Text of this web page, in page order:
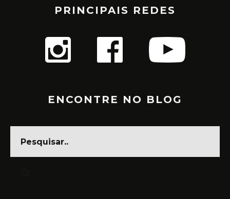
PRINCIPAIS REDES
ENCONTRE NO BLOG